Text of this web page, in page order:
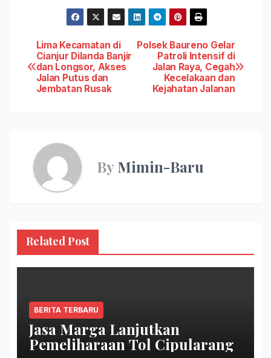
Post
navigation
Polsek Baureno Gelar
Patroli Intensif di
Jalan Raya, Cegah
Kecelakaan dan
Kejahatan Jalanan
Lima Kecamatan di
Cianjur Dilanda Banjir
dan Longsor, Akses
Jalan Putus dan
Jembatan Rusak
ByMimin-Baru
Related Post
BERITA TERBARU
Jasa Marga Lanjutkan
Pemeliharaan Tol Cipularang